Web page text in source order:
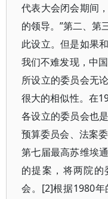
代表大会闭会期间
的领导。”第二、第
此设立。但是如果
我们不难发现，中
所设立的委员会无
很大的相似性。在
各设立的委员会也
预算委员会、法案
第七届最高苏维埃
的提案，将两院
会。[2]根据1980